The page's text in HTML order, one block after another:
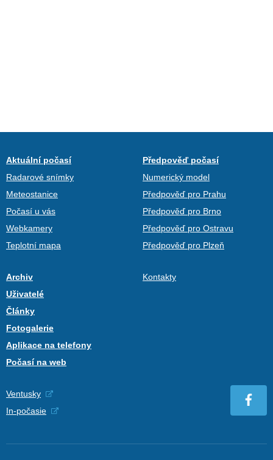
Aktuální počasí
Radarové snímky
Meteostanice
Počasí u vás
Webkamery
Teplotní mapa
Předpověď počasí
Numerický model
Předpověď pro Prahu
Předpověď pro Brno
Předpověď pro Ostravu
Předpověď pro Plzeň
Archiv
Uživatelé
Články
Fotogalerie
Aplikace na telefony
Počasí na web
Kontakty
Ventusky
In-počasie